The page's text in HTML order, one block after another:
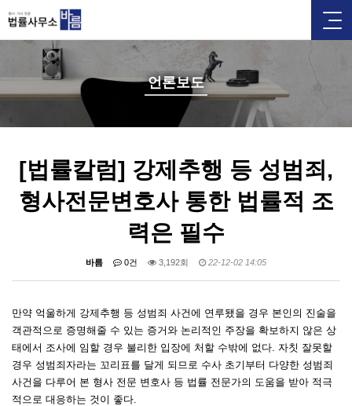
언론보도
[법률칼럼] 강제추행 등 성범죄,
형사전문변호사 통한 법률적 조
력은 필수
바름 0건 3,192회 22-12-02 14:05
만약 억울하게 강제추행 등 성범죄 사건에 연루됐을 경우 본인의 진술을
객관적으로 증명해줄 수 있는 증거와 논리적인 주장을 확보하지 않은 상
태에서 조사에 임할 경우 불리한 입장에 처할 수밖에 없다. 자칫 잘못할
경우 성범죄자라는 꼬리표를 달게 되므로 수사 초기부터 다양한 성범죄
사건을 다루어 본 형사 전문 변호사 등 법률 전문가의 도움을 받아 적극
적으로 대응하는 것이 좋다.